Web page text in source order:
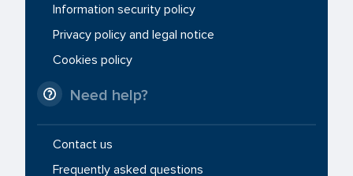
Information security policy
Privacy policy and legal notice
Cookies policy
Need help?
Contact us
Frequently asked questions